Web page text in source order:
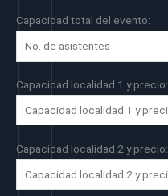
Capacidad total del evento:
Capacidad localidad 1 y precio:
Capacidad localidad 2 y precio: